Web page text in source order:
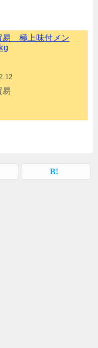
易 極上味付メン
易